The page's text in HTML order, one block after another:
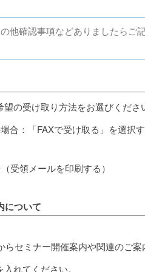
の受け取り方法をお選びくださ
合：「FAXで受け取る」を選択
受領メールを印刷する）
について
らセミナー開催案内や関連のご案
れてください。